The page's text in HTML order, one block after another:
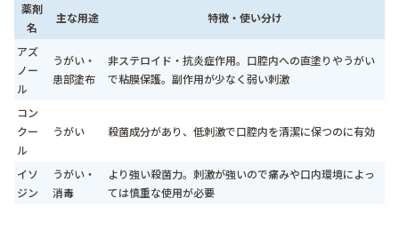
薬剤
名
主な用途 特徴・使い分け
アズ
ノー
ル
うがい・
患部塗布
非ステロイド・抗炎症作用。口腔内への直塗りやうがい
で粘膜保護。副作用が少なく弱い刺激
コン
クー
ル
うがい 殺菌成分があり、低刺激で口腔内を清潔に保つのに有効
イソ
ジン
うがい・
消毒
より強い殺菌力。刺激が強いので痛みや口内環境によっ
ては慎重な使用が必要